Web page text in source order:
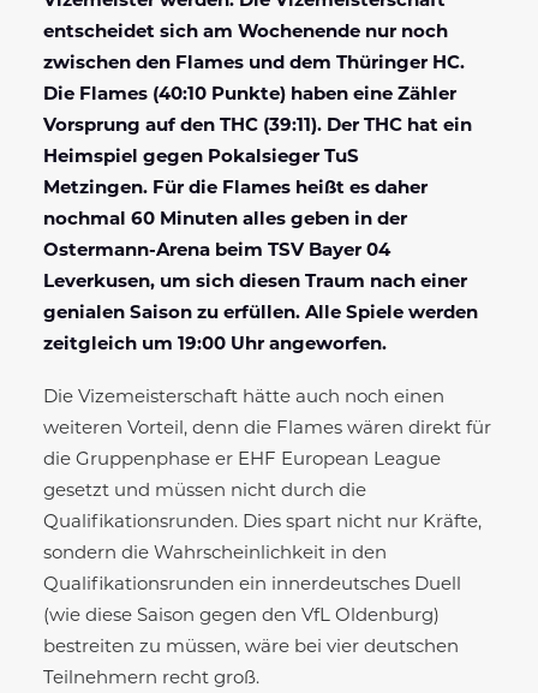
entscheidet sich am Wochenende nur noch
zwischen den Flames und dem Thüringer HC.
Die Flames (40:10 Punkte) haben eine Zähler
Vorsprung auf den THC (39:11). Der THC hat ein
Heimspiel gegen Pokalsieger TuS
Metzingen. Für die Flames heißt es daher
nochmal 60 Minuten alles geben in der
Ostermann-Arena beim TSV Bayer 04
Leverkusen, um sich diesen Traum nach einer
genialen Saison zu erfüllen. Alle Spiele werden
zeitgleich um 19:00 Uhr angeworfen.
Die Vizemeisterschaft hätte auch noch einen
weiteren Vorteil, denn die Flames wären direkt für
die Gruppenphase er EHF European League
gesetzt und müssen nicht durch die
Qualifikationsrunden. Dies spart nicht nur Kräfte,
sondern die Wahrscheinlichkeit in den
Qualifikationsrunden ein innerdeutsches Duell
(wie diese Saison gegen den VfL Oldenburg)
bestreiten zu müssen, wäre bei vier deutschen
Teilnehmern recht groß.